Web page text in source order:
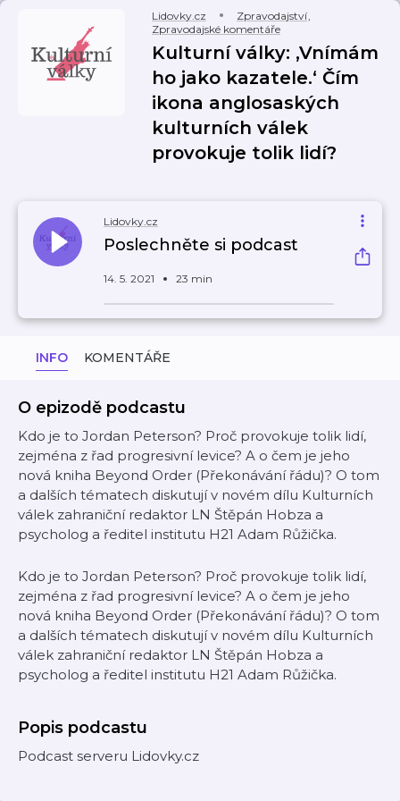
Lidovky.cz Zpravodajství,
Zpravodajské komentáře
Kulturní války: ‚Vnímám
ho jako kazatele.‘ Čím
ikona anglosaských
kulturních válek
provokuje tolik lidí?
Lidovky.cz
Poslechněte si podcast
14. 5. 2021 23 min
INFO KOMENTÁŘE
O epizodě podcastu
Kdo je to Jordan Peterson? Proč provokuje tolik lidí,
zejména z řad progresivní levice? A o čem je jeho
nová kniha Beyond Order (Překonávání řádu)? O tom
a dalších tématech diskutují v novém dílu Kulturních
válek zahraniční redaktor LN Štěpán Hobza a
psycholog a ředitel institutu H21 Adam Růžička.
Kdo je to Jordan Peterson? Proč provokuje tolik lidí,
zejména z řad progresivní levice? A o čem je jeho
nová kniha Beyond Order (Překonávání řádu)? O tom
a dalších tématech diskutují v novém dílu Kulturních
válek zahraniční redaktor LN Štěpán Hobza a
psycholog a ředitel institutu H21 Adam Růžička.
Popis podcastu
Podcast serveru Lidovky.cz